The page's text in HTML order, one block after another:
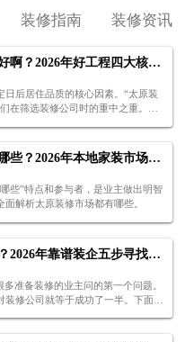
装修指南 装修资讯
太原装修工程哪家好啊？2026年好工程四大核心标准解析
日后居住品质的核心因素。“太原装
在筛选装修公司时的重中之重。下
太原装修市场都有哪些？2026年本地家装市场格局全解析
些”特点和参与者，是业主做出明智
解析太原装修市场都有哪些。
太原装修房在哪找？2026年靠谱装企五步寻找全攻略
准备装修的业主问的第一个问题。
修公司就等于成功了一半。下面五